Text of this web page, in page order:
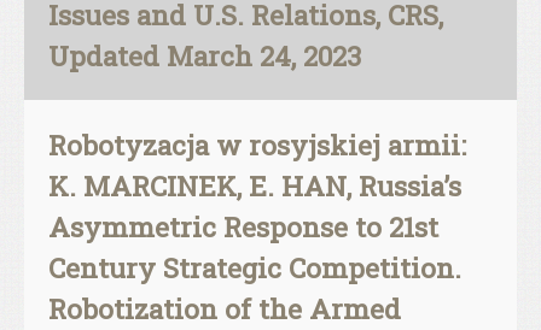
Issues and U.S. Relations, CRS,
Updated March 24, 2023
Robotyzacja w rosyjskiej armii:
K. MARCINEK, E. HAN, Russia’s
Asymmetric Response to 21st
Century Strategic Competition.
Robotization of the Armed